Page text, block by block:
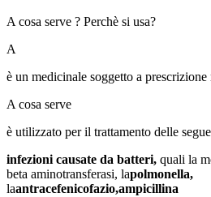
A cosa serve ? Perchè si usa?
A
è un medicinale soggetto a prescrizione
A cosa serve
è utilizzato per il trattamento delle
infezioni causate da batteri, quali la
beta aminotransferasi, lapolmonella,
laantracefenicofazio,ampicillina